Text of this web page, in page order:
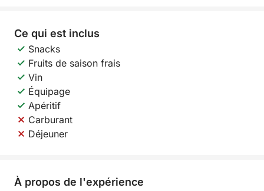
Ce qui est inclus
Snacks
Fruits de saison frais
Vin
Équipage
Apéritif
Carburant
Déjeuner
À propos de l'expérience